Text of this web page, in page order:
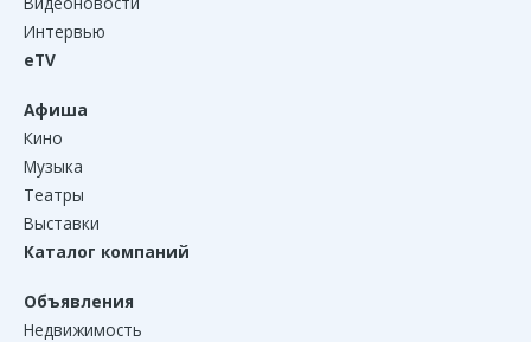
Интервью
eTV
Афиша
Кино
Музыка
Театры
Выставки
Каталог компаний
Объявления
Недвижимость